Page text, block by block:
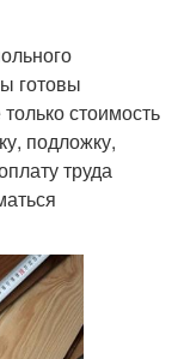
готовы
стоимость
подложку,
труда